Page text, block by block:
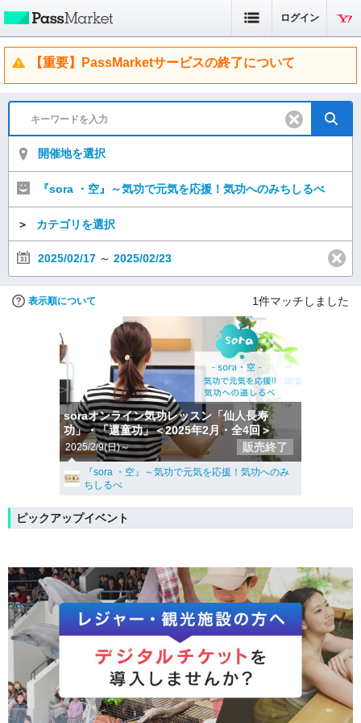
ログイン
【重要】PassMarketサービスの終了について
開催地を選択
『sora ・空』～気功で元気を応援！気功へのみちしるべ
＞ カテゴリを選択
2025/02/17 ～ 2025/02/23
表示順について 1件マッチしました
soraオンライン気功レッスン「仙人長寿
功」・「還童功」＜2025年2月・全4回＞
2025/2/9(日)～ 販売終了
『sora ・空』～気功で元気を応援！気功へのみ
ちしるべ
ピックアップイベント